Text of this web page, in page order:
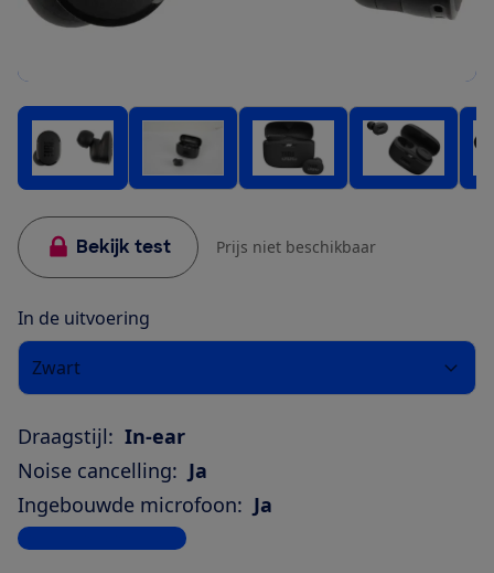
Bekijk test Prijs niet beschikbaar
In de uitvoering
Zwart
Draagstijl: In-ear
Noise cancelling: Ja
Ingebouwde microfoon: Ja
Bekijk alle specificaties